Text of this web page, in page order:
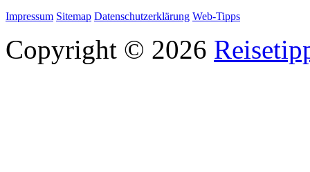
Impressum Sitemap Datenschutzerklärung Web-Tipps
Copyright © 2026